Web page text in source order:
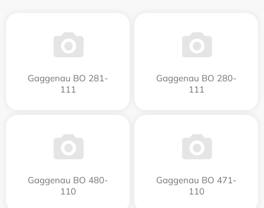
Gaggenau BO 281-
111
Gaggenau BO 280-
111
Gaggenau BO 480-
110
Gaggenau BO 471-
110